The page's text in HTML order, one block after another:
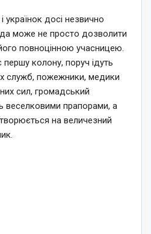
українок досі незвично
може не просто дозволити
повноцінною учасницею.
колону, поруч ідуть
служб, пожежники, медики
сил, громадський
веселковими прапорами, а
на величезний